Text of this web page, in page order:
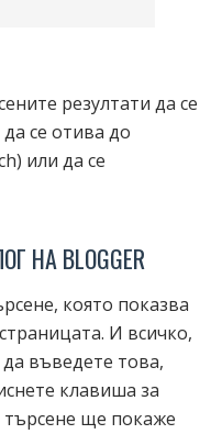
резултати да се
се отива до
или да се
НА BLOGGER
която показва
И всичко,
въведете това,
клавиша за
търсене ще покаже